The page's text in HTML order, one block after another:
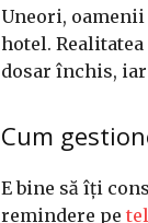
Uneori, oamenii
hotel.
dosar închis, iar
Cum
E bine să îți
remindere pe